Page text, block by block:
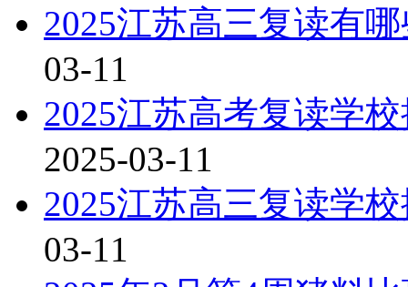
2025江苏高三复读有
03-11
2025江苏高考复读学
2025-03-11
2025江苏高三复读学
03-11